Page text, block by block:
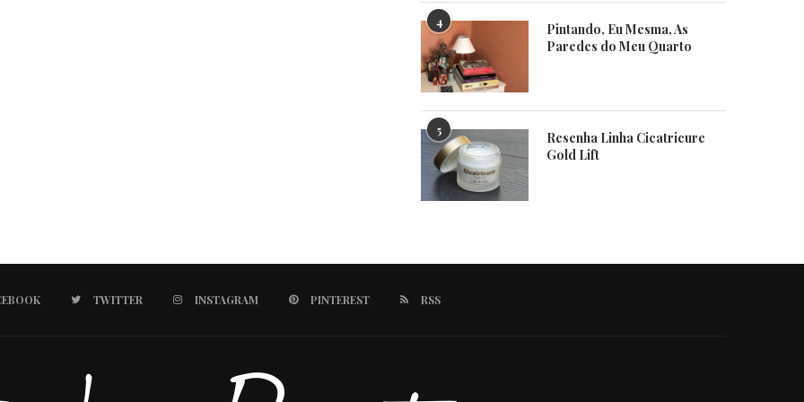
4
Pintando, Eu Mesma, As
Paredes do Meu Quarto
5
Resenha Linha Cicatricure
Gold Lift
TWITTER INSTAGRAM PINTEREST RSS